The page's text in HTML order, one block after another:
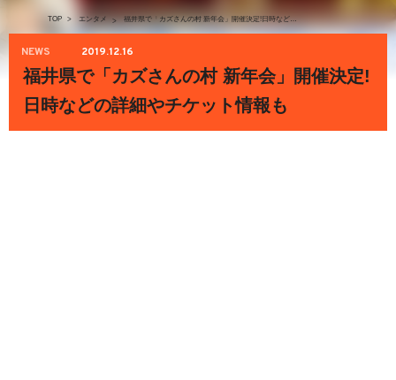
TOP > エンタメ > 福井県で「カズさんの村 新年会」開催決定!日時などの詳細やチケット情報も
NEWS 2019.12.16
福井県で「カズさんの村 新年会」開催決定!
日時などの詳細やチケット情報も